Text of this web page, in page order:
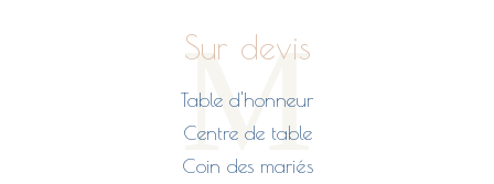
M
Sur devis
Table d'honneur
Centre de table
Coin des mariés